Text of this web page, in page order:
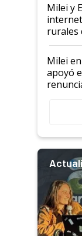
Milei y
rurales
a un
Milei
apoyó